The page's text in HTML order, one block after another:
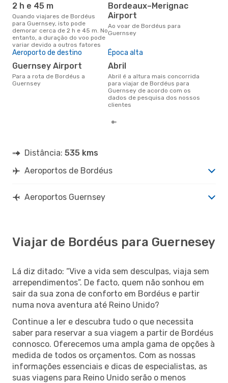
2 h e 45 m
Quando viajares de Bordéus
para Guernsey, isto pode
demorar cerca de 2 h e 45 m. No
entanto, a duração do voo pode
variar devido a outros fatores
Bordeaux–Merignac
Airport
Ao voar de Bordéus para
Guernsey
Aeroporto de destino
Guernsey Airport
Para a rota de Bordéus a
Guernsey
Época alta
abril
abril é a altura mais concorrida
para viajar de Bordéus para
Guernsey de acordo com os
dados de pesquisa dos nossos
clientes
Distância: 535 kms
Aeroportos de Bordéus
Aeroportos Guernsey
Viajar de Bordéus para Guernesey
Lá diz ditado: “Vive a vida sem desculpas, viaja sem
arrependimentos”. De facto, quem não sonhou em
sair da sua zona de conforto em Bordéus e partir
numa nova aventura até Reino Unido?
Continue a ler e descubra tudo o que necessita
saber para reservar a sua viagem a partir de Bordéus
connosco. Oferecemos uma ampla gama de opções à
medida de todos os orçamentos. Com as nossas
informações essenciais e dicas de especialistas, as
suas viagens para Reino Unido serão o menos